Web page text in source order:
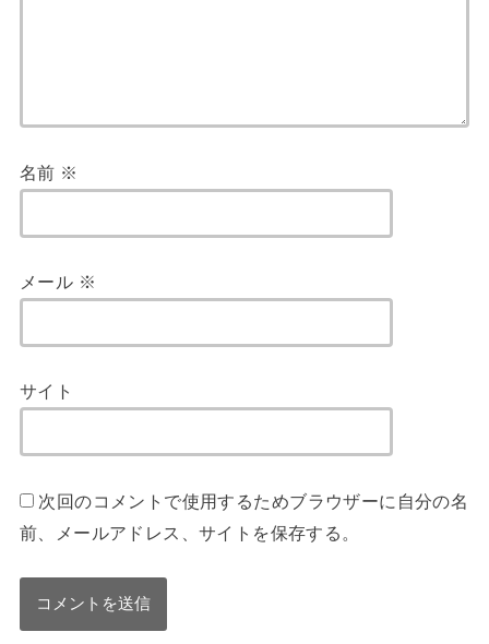
名前 ※
メール ※
サイト
次回のコメントで使用するためブラウザーに自分の名
前、メールアドレス、サイトを保存する。